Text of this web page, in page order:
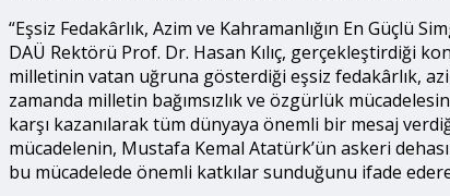
“Eşsiz Fedakârlık, Azim ve Kahramanlığın En Güçlü
DAÜ Rektörü Prof. Dr. Hasan Kılıç, gerçekleştirdiği
milletinin vatan uğruna gösterdiği eşsiz fedakârlık,
zamanda milletin bağımsızlık ve özgürlük
karşı kazanılarak tüm dünyaya önemli bir mesaj
mücadelenin, Mustafa Kemal Atatürk’ün askeri
bu mücadelede önemli katkılar sunduğunu ifade